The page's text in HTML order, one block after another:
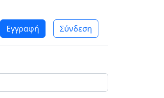
Εγγραφή Σύνδεση